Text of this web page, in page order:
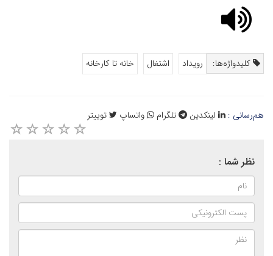
کلیدواژه‌ها: رویداد اشتغال خانه تا کارخانه
هم‌رسانی : لینکدین تلگرام واتساپ توییتر
نظر شما :